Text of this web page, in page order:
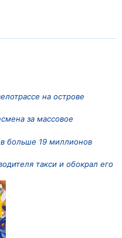
на острове
за массовое
больше 19 миллионов
такси и обокрал его